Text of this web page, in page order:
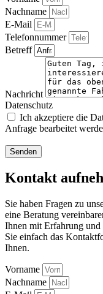
Nachname
E-Mail
Telefonnummer
Betreff
Nachricht
Datenschutz
Ich akzeptiere die
Anfrage bearbeitet
Senden
Kontakt
Sie haben Fragen zu
eine Beratung
Ihnen mit Erfahrung
Sie einfach das
Ihnen.
Vorname
Nachname